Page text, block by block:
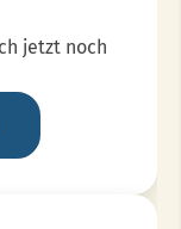
jetzt noch